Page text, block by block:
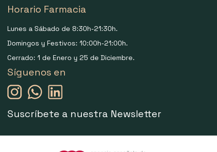
Horario Farmacia
Lunes a Sábado de 8:30h-21:30h.
Domingos y Festivos: 10:00h-21:00h.
Cerrado: 1 de Enero y 25 de Diciembre.
Síguenos en
Suscríbete a nuestra Newsletter